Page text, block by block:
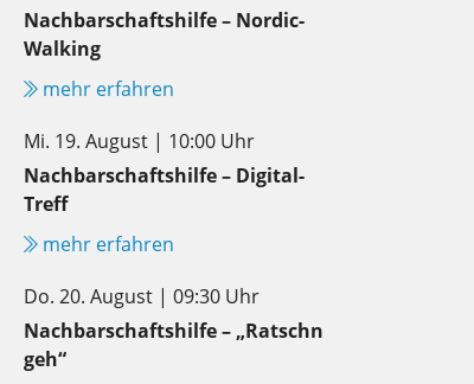
Nachbarschaftshilfe – Nordic-
Walking
mehr erfahren
Mi. 19. August | 10:00 Uhr
Nachbarschaftshilfe – Digital-
Treff
mehr erfahren
Do. 20. August | 09:30 Uhr
Nachbarschaftshilfe – „Ratschn
geh“